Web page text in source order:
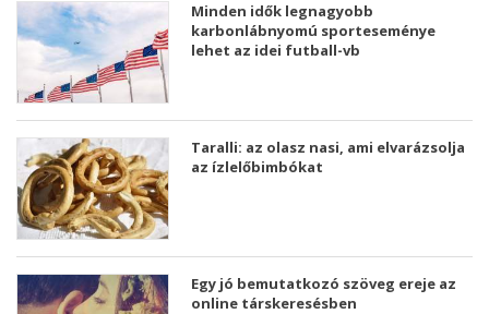
Minden idők legnagyobb
karbonlábnyomú sporteseménye
lehet az idei futball-vb
Taralli: az olasz nasi, ami elvarázsolja
az ízlelőbimbókat
Egy jó bemutatkozó szöveg ereje az
online társkeresésben